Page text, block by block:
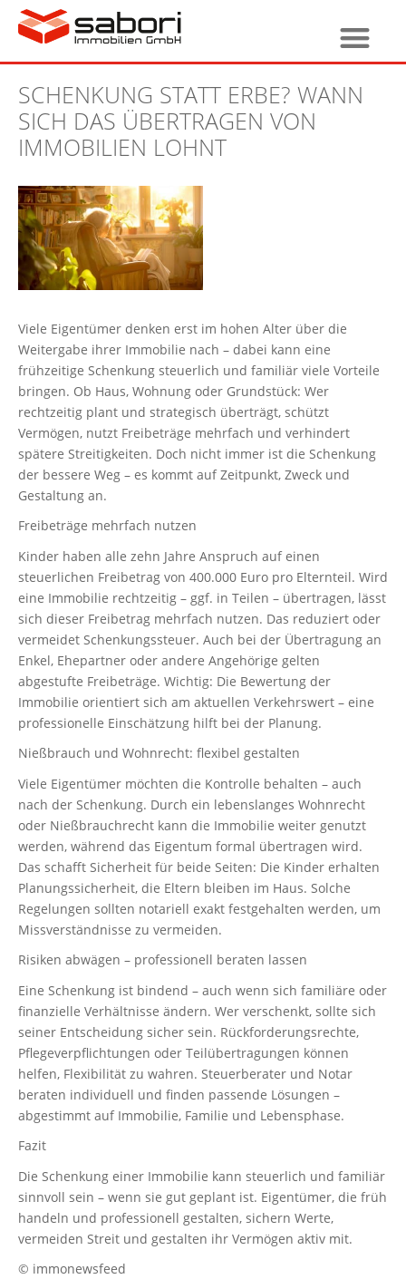
SCHENKUNG STATT ERBE? WANN
SICH DAS ÜBERTRAGEN VON
IMMOBILIEN LOHNT
Viele Eigentümer denken erst im hohen Alter über die
Weitergabe ihrer Immobilie nach – dabei kann eine
frühzeitige Schenkung steuerlich und familiär viele Vorteile
bringen. Ob Haus, Wohnung oder Grundstück: Wer
rechtzeitig plant und strategisch überträgt, schützt
Vermögen, nutzt Freibeträge mehrfach und verhindert
spätere Streitigkeiten. Doch nicht immer ist die Schenkung
der bessere Weg – es kommt auf Zeitpunkt, Zweck und
Gestaltung an.
Freibeträge mehrfach nutzen
Kinder haben alle zehn Jahre Anspruch auf einen
steuerlichen Freibetrag von 400.000 Euro pro Elternteil. Wird
eine Immobilie rechtzeitig – ggf. in Teilen – übertragen, lässt
sich dieser Freibetrag mehrfach nutzen. Das reduziert oder
vermeidet Schenkungssteuer. Auch bei der Übertragung an
Enkel, Ehepartner oder andere Angehörige gelten
abgestufte Freibeträge. Wichtig: Die Bewertung der
Immobilie orientiert sich am aktuellen Verkehrswert – eine
professionelle Einschätzung hilft bei der Planung.
Nießbrauch und Wohnrecht: flexibel gestalten
Viele Eigentümer möchten die Kontrolle behalten – auch
nach der Schenkung. Durch ein lebenslanges Wohnrecht
oder Nießbrauchrecht kann die Immobilie weiter genutzt
werden, während das Eigentum formal übertragen wird.
Das schafft Sicherheit für beide Seiten: Die Kinder erhalten
Planungssicherheit, die Eltern bleiben im Haus. Solche
Regelungen sollten notariell exakt festgehalten werden, um
Missverständnisse zu vermeiden.
Risiken abwägen – professionell beraten lassen
Eine Schenkung ist bindend – auch wenn sich familiäre oder
finanzielle Verhältnisse ändern. Wer verschenkt, sollte sich
seiner Entscheidung sicher sein. Rückforderungsrechte,
Pflegeverpflichtungen oder Teilübertragungen können
helfen, Flexibilität zu wahren. Steuerberater und Notar
beraten individuell und finden passende Lösungen –
abgestimmt auf Immobilie, Familie und Lebensphase.
Fazit
Die Schenkung einer Immobilie kann steuerlich und familiär
sinnvoll sein – wenn sie gut geplant ist. Eigentümer, die früh
handeln und professionell gestalten, sichern Werte,
vermeiden Streit und gestalten ihr Vermögen aktiv mit.
© immonewsfeed